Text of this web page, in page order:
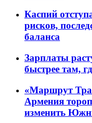
Каспий
рисков,
баланса
Зарплаты
быстрее там,
«Маршрут
Армения
изменить